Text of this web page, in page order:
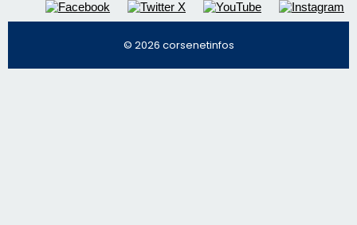
© 2026 corsenetinfos